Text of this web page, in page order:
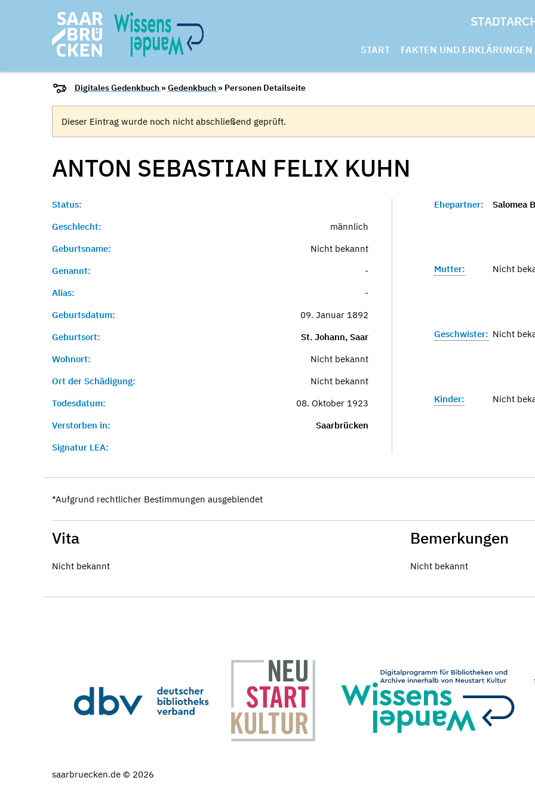
START FAKTEN UND ERKLÄRUNGEN
Digitales Gedenkbuch »Gedenkbuch » Personen Detailseite
Dieser Eintrag wurde noch nicht abschließend geprüft.
ANTON SEBASTIAN FELIX KUHN
Status:
Geschlecht:
männlich
Geburtsname:
Nicht bekannt
Genannt:
-
Alias:
-
Geburtsdatum:
09. Januar 1892
Geburtsort:
St. Johann, Saar
Wohnort:
Nicht bekannt
Ort der Schädigung:
Nicht bekannt
Todesdatum:
08. Oktober 1923
Verstorben in:
Saarbrücken
Signatur LEA:
Ehepartner: Salomea
Mutter: Nicht
Geschwister: Nicht
Kinder: Nicht
*Aufgrund rechtlicher Bestimmungen ausgeblendet
Vita
Nicht bekannt
Bemerkungen
Nicht bekannt
saarbruecken.de © 2026